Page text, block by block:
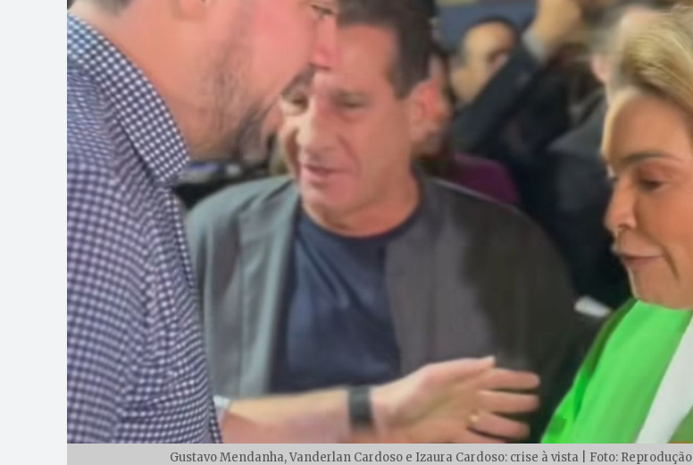
Gustavo Mendanha, Vanderlan Cardoso e Izaura Cardoso: crise à vista | Foto: Reprodução